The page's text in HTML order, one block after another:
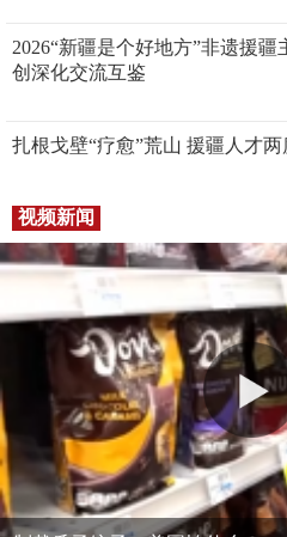
2026“新疆是个好地方”非遗援
创深化交流互鉴
扎根戈壁“疗愈”荒山 援疆人才
视频新闻